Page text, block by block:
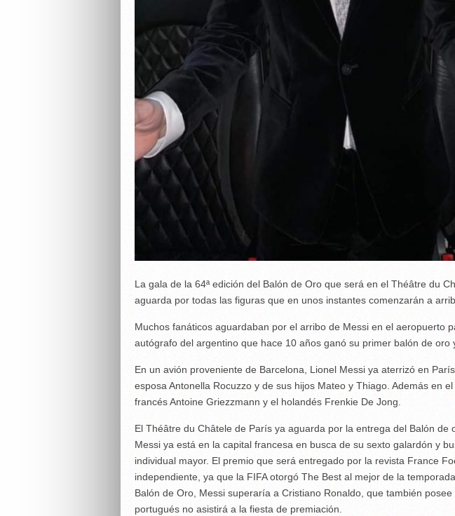
La gala de la 64ª edición del Balón de Oro que será en el Théâtre du
aguarda por todas las figuras que en unos instantes comenzarán a
Muchos fanáticos aguardaban por el arribo de Messi en el aeropuerto
autógrafo del argentino que hace 10 años ganó su primer balón de oro
En un avión proveniente de Barcelona, Lionel Messi ya aterrizó en
esposa Antonella Rocuzzo y de sus hijos Mateo y Thiago. Además en
francés Antoine Griezzmann y el holandés Frenkie De Jong.
El Théâtre du Châtele de París ya aguarda por la entrega del Balón de
Messi ya está en la capital francesa en busca de su sexto galardón y
individual mayor. El premio que será entregado por la revista France
independiente, ya que la FIFA otorgó The Best al mejor de la
Balón de Oro, Messi superaría a Cristiano Ronaldo, que también
portugués no asistirá a la fiesta de premiación.